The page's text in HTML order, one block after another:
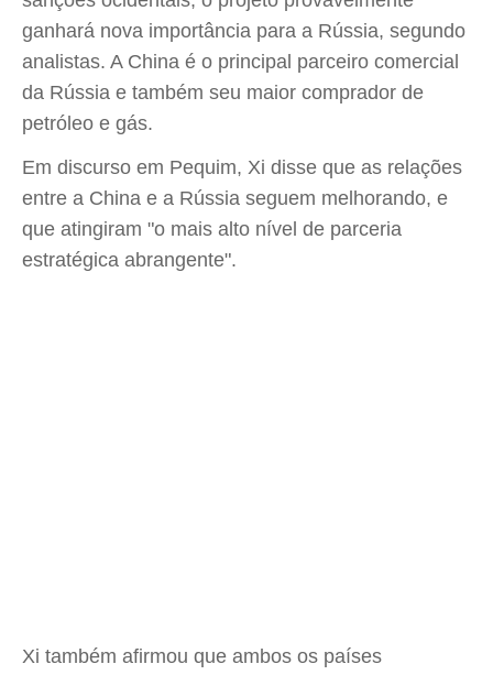
ganhará nova importância para a Rússia, segundo
analistas. A China é o principal parceiro comercial
da Rússia e também seu maior comprador de
petróleo e gás.
Em discurso em Pequim, Xi disse que as relações
entre a China e a Rússia seguem melhorando, e
que atingiram "o mais alto nível de parceria
estratégica abrangente".
Xi também afirmou que ambos os países